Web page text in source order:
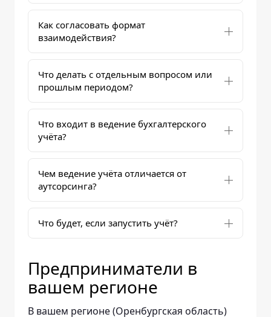
Как согласовать формат
взаимодействия?
Что делать с отдельным вопросом или
прошлым периодом?
Что входит в ведение бухгалтерского
учёта?
Чем ведение учёта отличается от
аутсорсинга?
Что будет, если запустить учёт?
Предприниматели в
вашем регионе
В вашем регионе (Оренбургская область)